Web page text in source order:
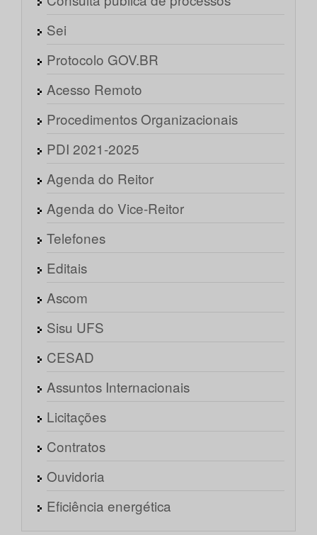
Sei
Protocolo GOV.BR
Acesso Remoto
Procedimentos Organizacionais
PDI 2021-2025
Agenda do Reitor
Agenda do Vice-Reitor
Telefones
Editais
Ascom
Sisu UFS
CESAD
Assuntos Internacionais
Licitações
Contratos
Ouvidoria
Eficiência energética